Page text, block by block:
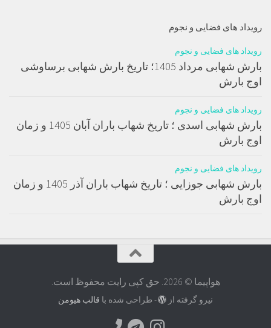
رویداد های فضایی و نجوم
رویداد های فضایی و نجوم
بارش شهابی مرداد 1405؛ تاریخ بارش شهابی برساوشی
اوج بارش
رویداد های فضایی و نجوم
بارش شهابی اسدی ؛ تاریخ شهاب باران آبان 1405 و زمان
اوج بارش
رویداد های فضایی و نجوم
بارش شهابی جوزایی ؛ تاریخ شهاب باران آذر 1405 و زمان
اوج بارش
هواپیما © 2026. حق کپی رایت محفوظ است.
نیرو گرفته از - طراحی شده با قالب هیومن